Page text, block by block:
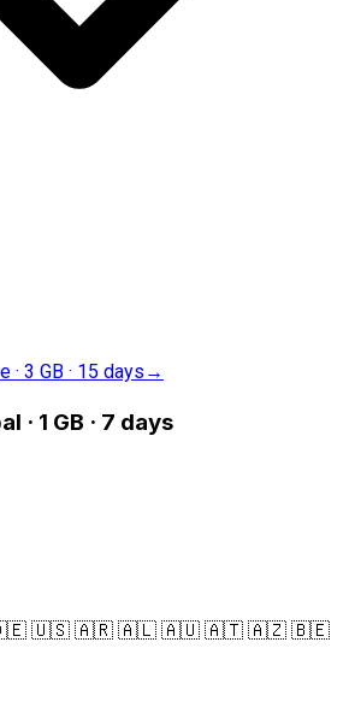
· 3 GB · 15 days →
· 1 GB · 7 days
🇺🇸 🇦🇷 🇦🇱 🇦🇺 🇦🇹 🇦🇿 🇧🇪